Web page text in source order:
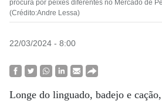
procura por peixes diferentes no Mercado de
(Crédito:Andre Lessa)
22/03/2024 - 8:00
Longe do linguado, badejo e